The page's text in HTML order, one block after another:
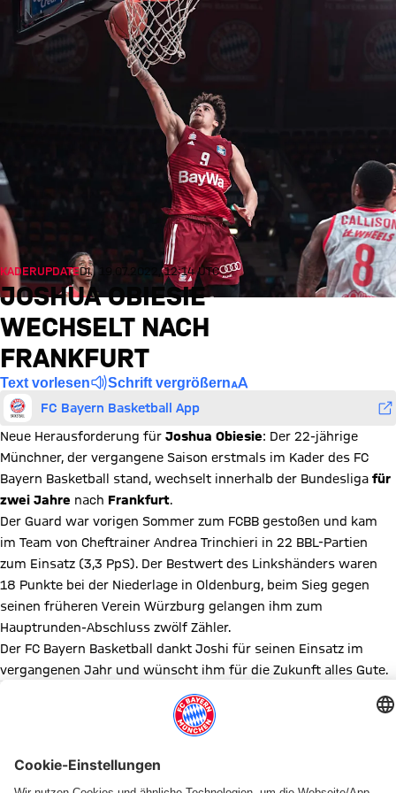
KADERUPDATEDi., 19.07.2022, 12:14 UTC
JOSHUA OBIESIE
WECHSELT NACH
FRANKFURT
Text vorlesen Schrift vergrößern
FC Bayern Basketball App
Neue Herausforderung für Joshua Obiesie: Der 22-jährige
Münchner, der vergangene Saison erstmals im Kader des FC
Bayern Basketball stand, wechselt innerhalb der Bundesliga für
zwei Jahre nach Frankfurt.
Der Guard war vorigen Sommer zum FCBB gestoßen und kam
im Team von Cheftrainer Andrea Trinchieri in 22 BBL-Partien
zum Einsatz (3,3 PpS). Der Bestwert des Linkshänders waren
18 Punkte bei der Niederlage in Oldenburg, beim Sieg gegen
seinen früheren Verein Würzburg gelangen ihm zum
Hauptrunden-Abschluss zwölf Zähler.
Der FC Bayern Basketball dankt Joshi für seinen Einsatz im
vergangenen Jahr und wünscht ihm für die Zukunft alles Gute.